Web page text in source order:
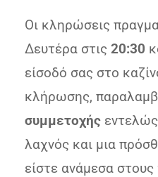
Οι κληρώσεις
Δευτέρα στις 20:30
είσοδό σας στο
κλήρωσης,
συμμετοχής
λαχνός και μια
είστε ανάμεσα